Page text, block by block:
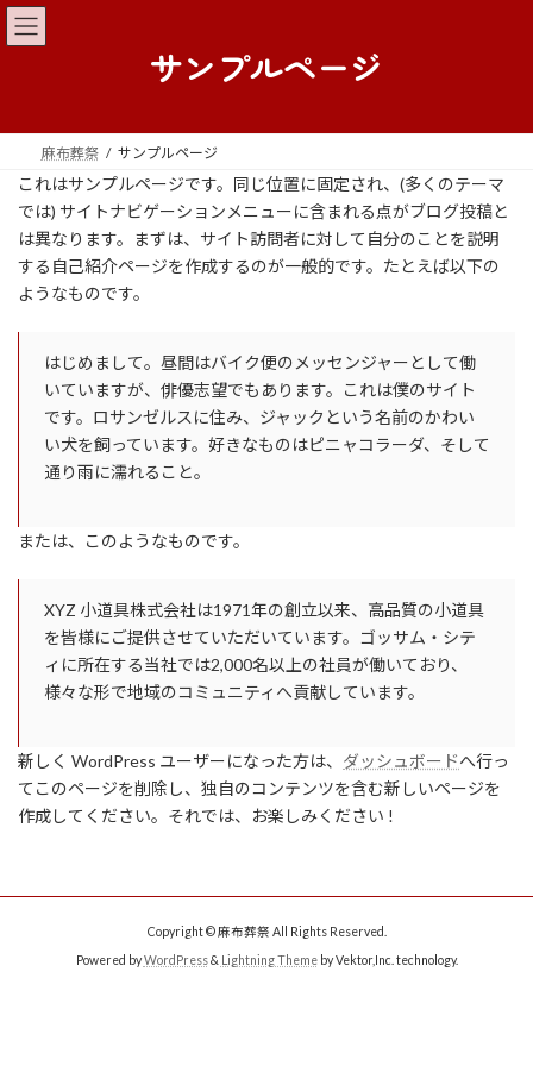
コ
ン
へ
ナ
ビ
ョ
サンプルページ
麻布葬祭 サンプルページ
これはサンプルページです。同じ位置に固定され、(多くのテーマ
では) サイトナビゲーションメニューに含まれる点がブログ投稿と
は異なります。まずは、サイト訪問者に対して自分のことを説明
する自己紹介ページを作成するのが一般的です。たとえば以下の
ようなものです。
はじめまして。昼間はバイク便のメッセンジャーとして働
いていますが、俳優志望でもあります。これは僕のサイト
です。ロサンゼルスに住み、ジャックという名前のかわい
い犬を飼っています。好きなものはピニャコラーダ、そして
通り雨に濡れること。
または、このようなものです。
XYZ 小道具株式会社は1971年の創立以来、高品質の小道具
を皆様にご提供させていただいています。ゴッサム・シテ
ィに所在する当社では2,000名以上の社員が働いており、
様々な形で地域のコミュニティへ貢献しています。
新しく WordPress ユーザーになった方は、 ダッシュボードへ行っ
てこのページを削除し、独自のコンテンツを含む新しいページを
作成してください。それでは、お楽しみください !
Copyright © 麻布葬祭 All Rights Reserved.
Powered byWordPress& Lightning Themeby Vektor,Inc. technology.